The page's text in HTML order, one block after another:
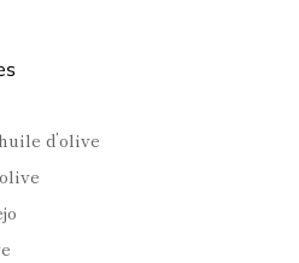
d’olive